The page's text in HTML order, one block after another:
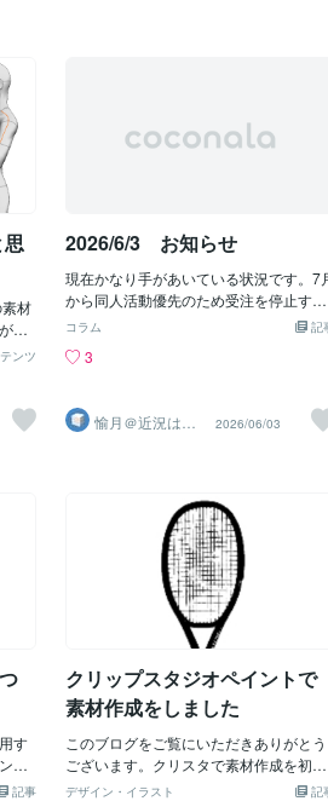
て
を
ト
や
構
ゃ
よ
定されたレイアウトを切り替える機能で
す。この機能を使用することによって手
め、ご希望があればお伝えください。2.
線→OFF ・レンダリング設定のバックフ
ェースカリング→ON3Dモデルの裏面ポ
リゴンが邪魔になってしまうこと、あり
ませんか？ クリスタでは、不要な裏面を
ェックをオフ【バックサーフェスカリン
グ】のチェックをオンにすることで裏面
の影響を受ける→OFF ・このモデルの影
を落とす→OFF室内や特定のシーンで、
強い影を落としたくない時があります。
そんな時に便利なのがこの機能です 【こ
のモデルの影を落とす】のチェックを外
すことで、落ち影の影響を受けずにLT変
換することができます。最後に3D背景モ
デルを上手に活用すると、背景作画の手
間を省きつつ、よりク
材
、
れ
イ
若
ス
倍
ンツ
2026/6/3 お知らせ
現在かなり手があいている状況です。7
から同人活動優先のため受注を停止する
予定がありますのでご予定のある方はお
ばと思います。どうぞよろしくお願いい
記
コラム
3
愉月＠近況はブ
ログへ
2026/06/03
す
ト
挑
記事
クリップスタジオペイントで
素材作成をしました
このブログをご覧にいただきありがとう
ございます。クリスタで素材作成を初め
てしました。（（（ﾊﾟﾁﾊﾟﾁアップロード
記
デザイン・イラスト